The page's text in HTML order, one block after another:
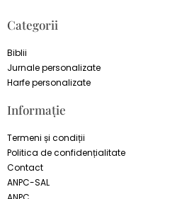
Categorii
Biblii
Jurnale personalizate
Harfe personalizate
Informație
Termeni și condiții
Politica de confidențialitate
Contact
ANPC-SAL